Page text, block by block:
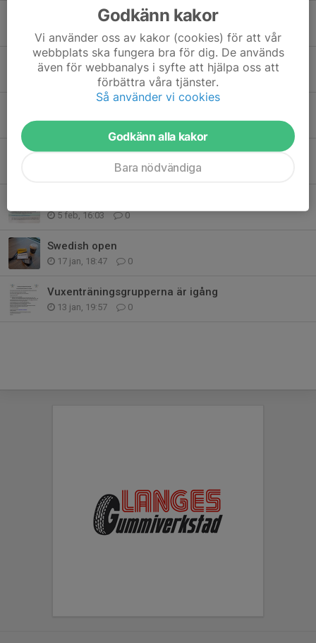
Loppis i hallen på lördag 7/3
5 mar, 01:06
INSTÄLLD Motionsdubbel 28/2-26 14-
27 feb, 19:14 0
16 feb, 17:35 0
Nästa nationella Tävling
0
5 feb, 16:03 0
Swedish open
17 jan, 18:47 0
Vuxenträningsgrupperna är igång
13 jan, 19:57 0
Godkänn kakor
Vi använder oss av kakor (cookies) för att vår
webbplats ska fungera bra för dig. De används
även för webbanalys i syfte att hjälpa oss att
förbättra våra tjänster.
Så använder vi cookies
Godkänn alla kakor
Bara nödvändiga